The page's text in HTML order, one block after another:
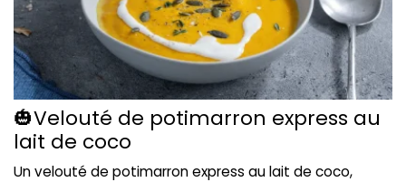
🎃Velouté de potimarron express au
lait de coco
Un velouté de potimarron express au lait de coco,